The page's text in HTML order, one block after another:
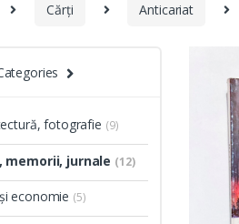
Cărți Anticariat
fotografie (9)
memorii, jurnale (12)
economie (5)